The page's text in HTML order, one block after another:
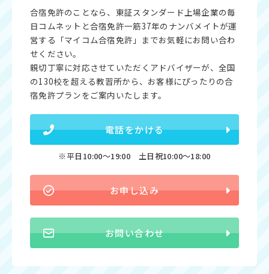
合宿免許のことなら、東証スタンダード上場企業の毎
日コムネットと合宿免許一筋37年のナンバメイトが運
営する「マイコム合宿免許」までお気軽にお問い合わ
せください。
親切丁寧に対応させていただくアドバイザーが、全国
の130校を超える教習所から、お客様にぴったりの合
宿免許プランをご案内いたします。
電話をかける
※平日10:00〜19:00 土日祝10:00〜18:00
お申し込み
お問い合わせ